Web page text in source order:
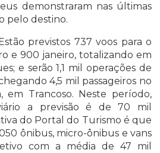
demonstraram nas últimas
pelo destino.
previstos 737 voos para o
e 900 janeiro, totalizando em
e serão 1,1 mil operações de
4,5 mil passageiros no
em Trancoso. Neste período,
a previsão é de 70 mil
do Portal do Turismo é que
ônibus, micro-ônibus e vans
com a média de 47 mil